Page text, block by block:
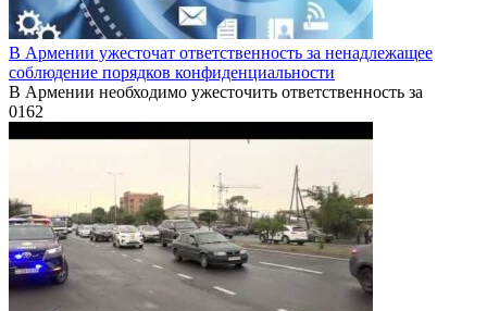
В Армении ужесточат ответственность за ненадлежащее
соблюдение порядков конфиденциальности
В Армении необходимо ужесточить ответственность за
0162